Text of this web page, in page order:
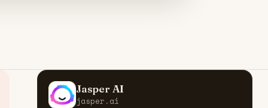
J Jasper AI
jasper.ai